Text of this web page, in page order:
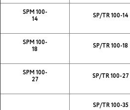
SPM 100-
14
SP/TR 100-14
SPM 100-
18
SP/TR 100-18
SPM 100-
27
SP/TR 100-27
SP/TR 100-35